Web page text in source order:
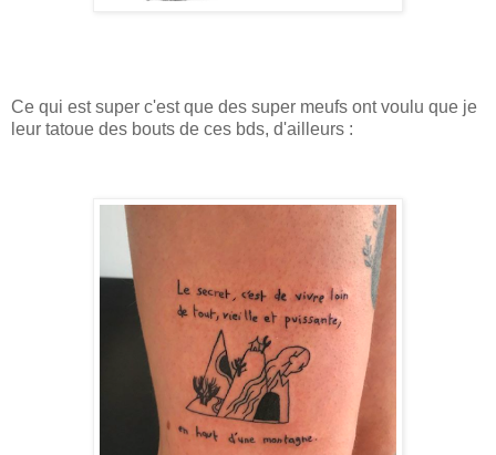
Ce qui est super c'est que des super meufs ont voulu que je
leur tatoue des bouts de ces bds, d'ailleurs :